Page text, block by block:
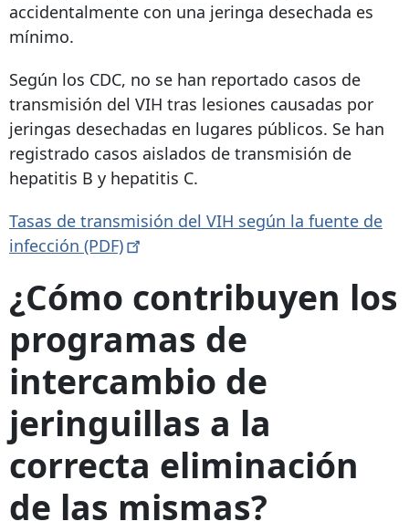
accidentalmente con una jeringa desechada es
mínimo.
Según los CDC, no se han reportado casos de
transmisión del VIH tras lesiones causadas por
jeringas desechadas en lugares públicos. Se han
registrado casos aislados de transmisión de
hepatitis B y hepatitis C.
Tasas de transmisión del VIH según la fuente de
infección (PDF)
¿Cómo contribuyen los
programas de
intercambio de
jeringuillas a la
correcta eliminación
de las mismas?